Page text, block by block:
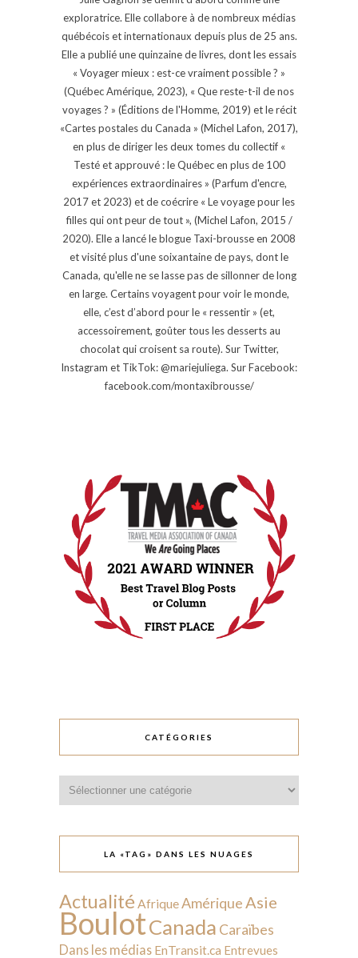
exploratrice. Elle collabore à de nombreux médias
québécois et internationaux depuis plus de 25 ans.
Elle a publié une quinzaine de livres, dont les essais
« Voyager mieux : est-ce vraiment possible ? »
(Québec Amérique, 2023), « Que reste-t-il de nos
voyages ? » (Éditions de l'Homme, 2019) et le récit
«Cartes postales du Canada » (Michel Lafon, 2017),
en plus de diriger les deux tomes du collectif «
Testé et approuvé : le Québec en plus de 100
expériences extraordinaires » (Parfum d'encre,
2017 et 2023) et de coécrire « Le voyage pour les
filles qui ont peur de tout », (Michel Lafon, 2015 /
2020). Elle a lancé le blogue Taxi-brousse en 2008
et visité plus d'une soixantaine de pays, dont le
Canada, qu'elle ne se lasse pas de sillonner de long
en large. Certains voyagent pour voir le monde,
elle, c’est d’abord pour le « ressentir » (et,
accessoirement, goûter tous les desserts au
chocolat qui croisent sa route). Sur Twitter,
Instagram et TikTok: @mariejuliega. Sur Facebook:
facebook.com/montaxibrousse/
CATÉGORIES
LA «TAG» DANS LES NUAGES
Actualité AfriqueAmérique Asie
BoulotCanada Caraïbes
Dans les médias EnTransit.ca Entrevues